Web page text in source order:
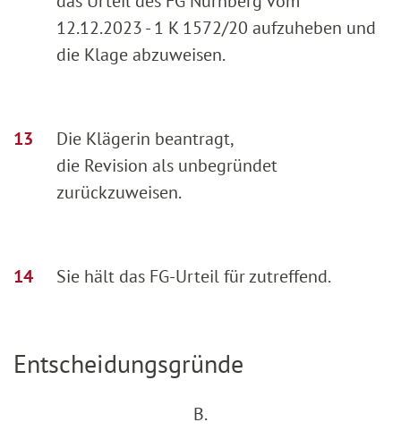
12.12.2023 - 1 K 1572/20 aufzuheben und
die Klage abzuweisen.
Die Klägerin beantragt,
die Revision als unbegründet
zurückzuweisen.
Sie hält das FG-Urteil für zutreffend.
Entscheidungsgründe
B.